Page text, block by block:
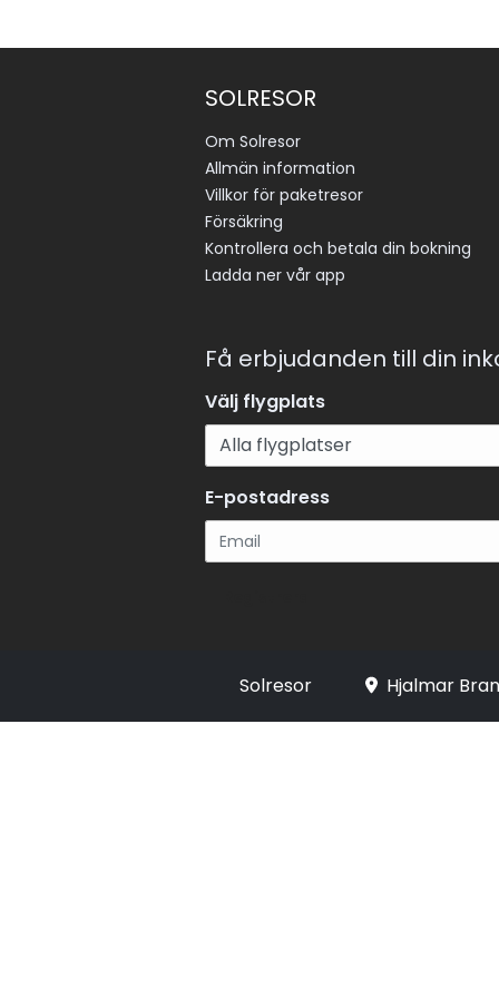
SOLRESOR
Om Solresor
Allmän information
Villkor för paketresor
Försäkring
Kontrollera och betala din bokning
Ladda ner vår app
Få erbjudanden till din
Välj flygplats
E-postadress
Solresor Hjalmar